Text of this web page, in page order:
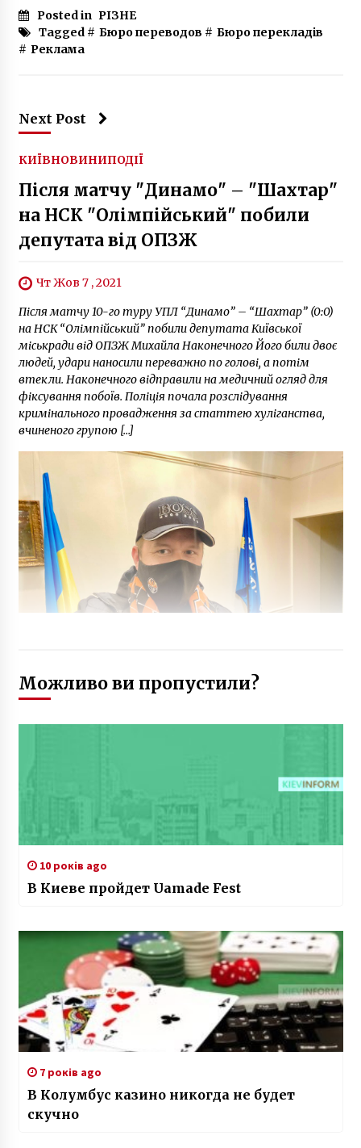
Posted in РІЗНЕ
Tagged # Бюро переводов # Бюро перекладів
# Реклама
Next Post
КИЇВНОВИНИПОДІЇ
Після матчу "Динамо" – "Шахтар"
на НСК "Олімпійський" побили
депутата від ОПЗЖ
Чт Жов 7 , 2021
Після матчу 10-го туру УПЛ “Динамо” – “Шахтар” (0:0)
на НСК “Олімпійський” побили депутата Київської
міськради від ОПЗЖ Михайла Наконечного Його били двоє
людей, удари наносили переважно по голові, а потім
втекли. Наконечного відправили на медичний огляд для
фіксування побоїв. Поліція почала розслідування
кримінального провадження за статтею хуліганства,
вчиненого групою […]
Можливо ви пропустили?
10 років ago
В Киеве пройдет Uamade Fest
7 років ago
В Колумбус казино никогда не будет
скучно